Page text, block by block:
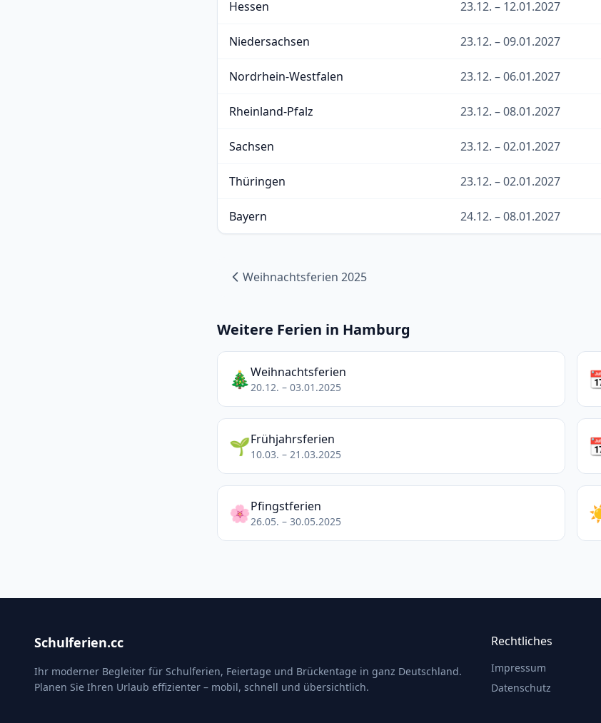
Hessen 23.12. – 12.01.2027
Niedersachsen 23.12. – 09.01.2027
Nordrhein-Westfalen 23.12. – 06.01.2027
Rheinland-Pfalz 23.12. – 08.01.2027
Sachsen 23.12. – 02.01.2027
Thüringen 23.12. – 02.01.2027
Bayern 24.12. – 08.01.2027
Weihnachtsferien 2025
Weitere Ferien in Hamburg
🎄Weihnachtsferien
20.12. – 03.01.2025
🌱Frühjahrsferien
10.03. – 21.03.2025
🌸Pfingstferien
26.05. – 30.05.2025
Schulferien.cc
Ihr moderner Begleiter für Schulferien, Feiertage und Brückentage in ganz Deutschland.
Planen Sie Ihren Urlaub effizienter – mobil, schnell und übersichtlich.
Rechtliches
Impressum
Datenschutz